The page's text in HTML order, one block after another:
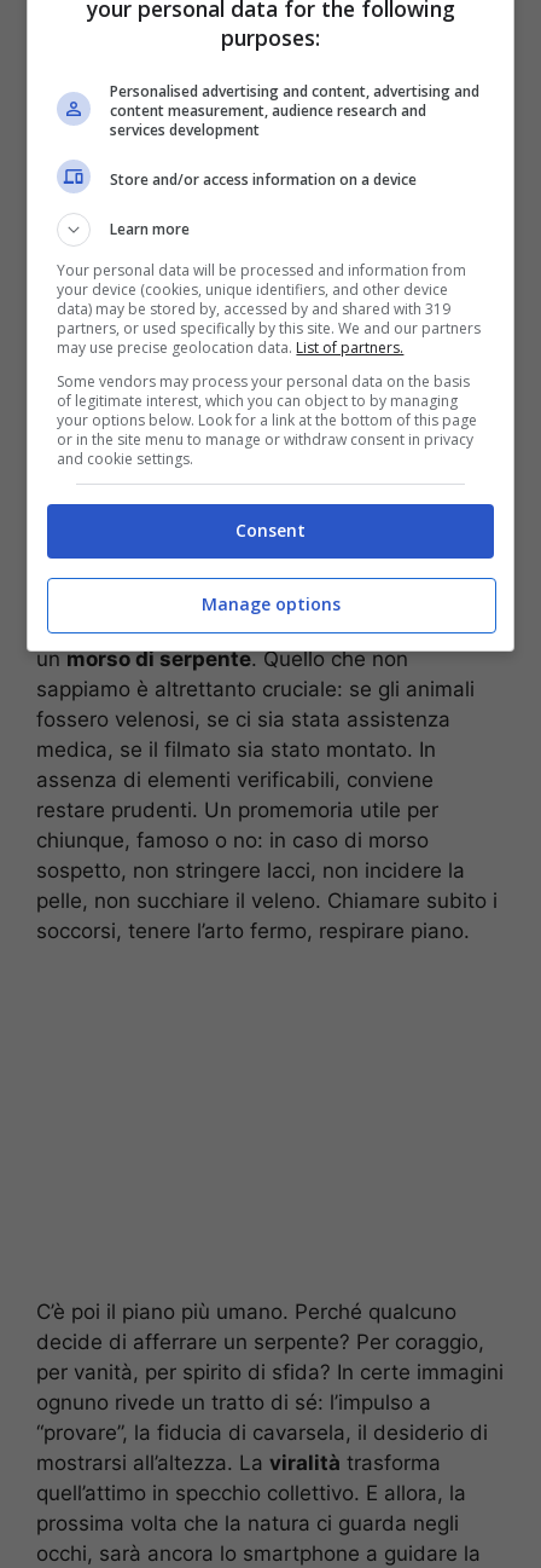
E qui succede: Kennedy Jr. afferra due serpenti
a mani nude. Uno scatto, un movimento
minimo, e arriva ilmorso
dopo, il volto si contrae, la mano si ritrae di
scatto. Il brusio alle spalle si fa più teso. Il resto
del filmato, almeno nelle versioni che circolano,
taglia corto: non mostra cure, non chiarisce la
specie dei rettili, non dice quando esattamente
sia avvenuto l’episodio. Mancano conferme
ufficiali sul luogo preciso, sulla data e sulle
condizioni successive. Dettagli importanti, che
al momento non risultano documentati in modo
certo.
Cosa si vede nel video
e cosa non sappiamo
Quello che si vede è netto: un contatto diretto e
unmorso di serpente. Quello che non
sappiamo è altrettanto cruciale: se gli animali
fossero velenosi, se ci sia stata assistenza
medica, se il filmato sia stato montato. In
assenza di elementi verificabili, conviene
restare prudenti. Un promemoria utile per
chiunque, famoso o no: in caso di morso
sospetto, non stringere lacci, non incidere la
pelle, non succhiare il veleno. Chiamare subito i
soccorsi, tenere l’arto fermo, respirare piano.
C’è poi il piano più umano. Perché qualcuno
decide di afferrare un serpente? Per coraggio,
per vanità, per spirito di sfida? In certe immagini
ognuno rivede un tratto di sé: l’impulso a
“provare”, la fiducia di cavarsela, il desiderio di
mostrarsi all’altezza. La viralità trasforma
quell’attimo in specchio collettivo. E allora, la
prossima volta che la natura ci guarda negli
occhi, sarà ancora lo smartphone a guidare la
your personal data for the following
purposes:
Personalised advertising and content, advertising and
content measurement, audience research and
services development
Store and/or access information on a device
Learn more
Your personal data will be processed and information from
your device (cookies, unique identifiers, and other device
data) may be stored by, accessed by and shared with 319
partners, or used specifically by this site. We and our partners
may use precise geolocation data. List of partners.
Some vendors may process your personal data on the basis
of legitimate interest, which you can object to by managing
your options below. Look for a link at the bottom of this page
or in the site menu to manage or withdraw consent in privacy
and cookie settings.
Consent
Manage options